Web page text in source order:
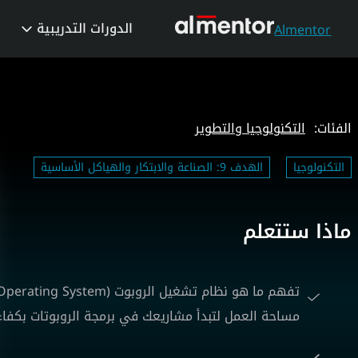
Almentor الدورات التدريبية
الفئات: التكنولوجيا والتطوير
التكنولوجيا الهدف 9: الصناعة والابتكار والهياكل الأساسية
ماذا ستتعلم
مساحة العمل لتبدأ مشاريعك في برمجة الروبوتات